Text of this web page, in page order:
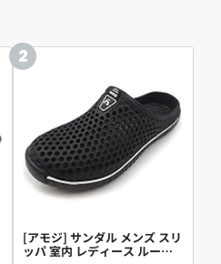
2
[アモジ] サンダル メンズ スリ
ッパ 室内 レディース ルーム